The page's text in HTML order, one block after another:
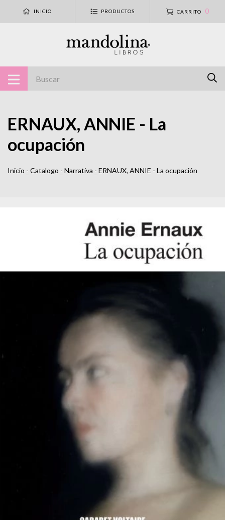
INICIO PRODUCTOS CARRITO 0
ERNAUX, ANNIE - La
ocupación
Inicio - Catalogo - Narrativa - ERNAUX, ANNIE - La ocupación